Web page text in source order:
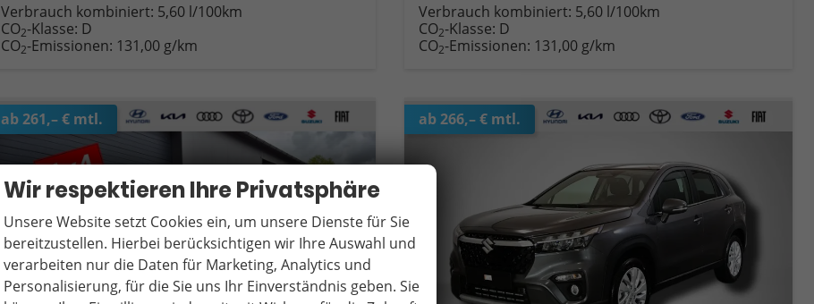
Verbrauch kombiniert: 5,60 l/100km
CO2-Klasse: D
CO2-Emissionen: 131,00 g/km
Verbrauch kombiniert: 5,60 l/100km
CO2-Klasse: D
CO2-Emissionen: 131,00 g/km
ab 261,– € mtl. ab 266,– € mtl.
Wir respektieren Ihre Privatsphäre
Unsere Website setzt Cookies ein, um unsere Dienste für Sie
bereitzustellen. Hierbei berücksichtigen wir Ihre Auswahl und
verarbeiten nur die Daten für Marketing, Analytics und
Personalisierung, für die Sie uns Ihr Einverständnis geben. Sie